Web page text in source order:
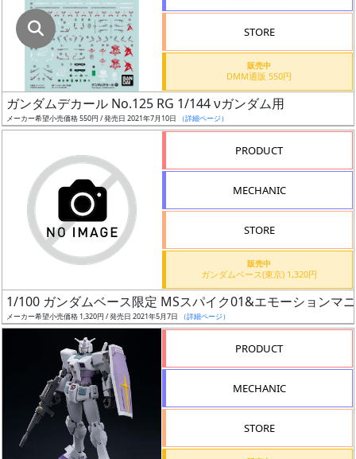
ス
ア
タ
ー
（β）
STORE
販売中
DMM通販 550円
ガンダムデカール No.125 RG 1/144 νガンダム用
メーカー希望小売価格 550円 / 発売日 2021年7月10日 （詳細ページ）
PRODUCT
MECHANIC
STORE
販売中
ガンダムベース(東京) 1,320円
1/100 ガンダムベース限定 MSスパイク01&エモーションマ
メーカー希望小売価格 1,320円 / 発売日 2021年5月7日 （詳細ページ）
PRODUCT
MECHANIC
STORE